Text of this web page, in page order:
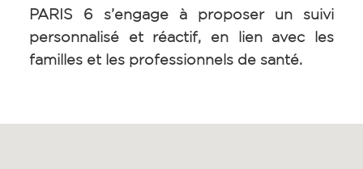
PARIS 6 s’engage à proposer un suivi
personnalisé et réactif, en lien avec les
familles et les professionnels de santé.